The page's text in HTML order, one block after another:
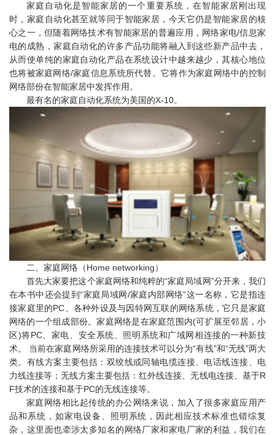
家庭自动化是智能家居的一个重要系统，在智能家居刚出现
时，家庭自动化甚至就等同于智能家居，今天它仍是智能家居的核
心之一，但随着网络技术有智能家居的普遍应用，网络家电/信息家
电的成熟，家庭自动化的许多产品功能将融入到这些新产品中去，
从而使单纯的家庭自动化产品在系统设计中越来越少，其核心地位
也将被家庭网络/家庭信息系统所代替。它将作为家庭网络中的控制
网络部份在智能家居中发挥作用。
最有名的家庭自动化系统为美国的X-10。
二、家庭网络（Home networking）
首先大家要把这个家庭网络和纯粹的“家庭局域网”分开来，我们
在本书中还会提到“家庭局域网/家庭内部网络”这一名称，它是指连
接家庭里的PC、各种外设及与因特网互联的网络系统，它只是家庭
网络的一个组成部份。家庭网络是在家庭范围内(可扩展至邻居，小
区)将PC、家电、安全系统、照明系统和广域网相连接的一种新技
术。 当前在家庭网络所采用的连接技术可以分为“有线”和“无线”两大
类。有线方案主要包括：双绞线或同轴电缆连接、电话线连接、电
力线连接等；无线方案主要包括：红外线连接、无线电连接、基于R
F技术的连接和基于PC的无线连接等。
家庭网络相比起传统的办公网络来说，加入了很多家庭应用产
品和系统，如家电设备、照明系统，因此相应技术标准也错综复
杂，这里面也牵涉太多知名的网络厂家和家电厂家的利益，我们在